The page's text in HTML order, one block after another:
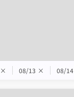
× 08/13 × 08/14